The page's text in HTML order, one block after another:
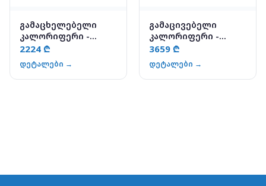
გამაცხელებელი
კალორიფერი -
Systemair VBR 70-40-3
2224 ₾
დეტალები →
გამაცივებელი
კალორიფერი -
Systemair PKG 80-50-
3659 ₾
დეტალები →